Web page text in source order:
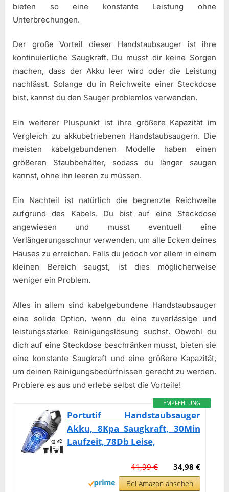
bieten so eine konstante Leistung ohne
Unterbrechungen.
Der große Vorteil dieser Handstaubsauger ist ihre
kontinuierliche Saugkraft. Du musst dir keine Sorgen
machen, dass der Akku leer wird oder die Leistung
nachlässt. Solange du in Reichweite einer Steckdose
bist, kannst du den Sauger problemlos verwenden.
Ein weiterer Pluspunkt ist ihre größere Kapazität im
Vergleich zu akkubetriebenen Handstaubsaugern. Die
meisten kabelgebundenen Modelle haben einen
größeren Staubbehälter, sodass du länger saugen
kannst, ohne ihn leeren zu müssen.
Ein Nachteil ist natürlich die begrenzte Reichweite
aufgrund des Kabels. Du bist auf eine Steckdose
angewiesen und musst eventuell eine
Verlängerungsschnur verwenden, um alle Ecken deines
Hauses zu erreichen. Falls du jedoch vor allem in einem
kleinen Bereich saugst, ist dies möglicherweise
weniger ein Problem.
Alles in allem sind kabelgebundene Handstaubsauger
eine solide Option, wenn du eine zuverlässige und
leistungsstarke Reinigungslösung suchst. Obwohl du
dich auf eine Steckdose beschränken musst, bieten sie
eine konstante Saugkraft und eine größere Kapazität,
um deinen Reinigungsbedürfnissen gerecht zu werden.
Probiere es aus und erlebe selbst die Vorteile!
EMPFEHLUNG
Portutif Handstaubsauger
Akku, 8Kpa Saugkraft, 30Min
Laufzeit, 78Db Leise,
34,98 €
41,99 €
Bei Amazon ansehen